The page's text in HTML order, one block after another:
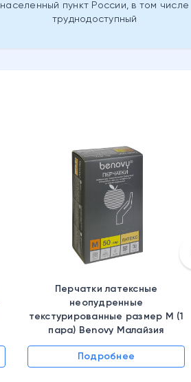
населенный пункт России, в том числе
труднодоступный
Перчатки латексные
неопудренные
текстурированные размер M (1
пара) Benovy Малайзия
Подробнее